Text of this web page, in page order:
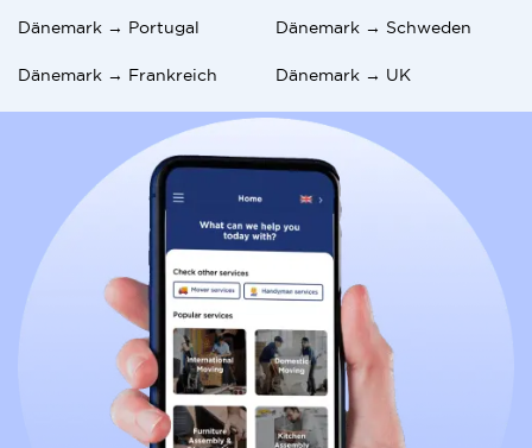
Dänemark → Portugal Dänemark → Schweden
Dänemark → Frankreich Dänemark → UK